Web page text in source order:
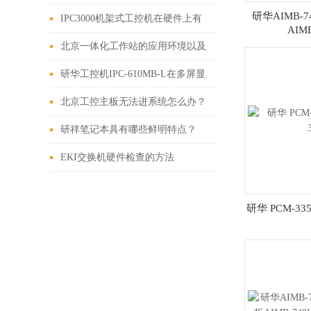
别？
IPC3000机架式工控机在硬件上有
以下功能
北京一体化工作站的应用环境以及
特性说明
研华工控机IPC-610MB-L在多屏显
示、拼接屏中的应用
北京工控主板无法进系统怎么办？
研祥笔记本具有哪些鲜明特点？
EKI交换机硬件检查的方法
研华AIMB-
研华 PCM-